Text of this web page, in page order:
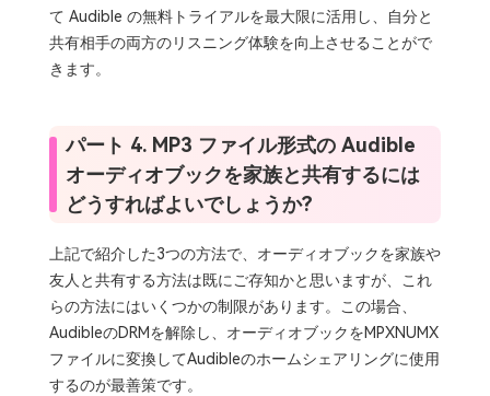
て Audible の無料トライアルを最大限に活用し、自分と
共有相手の両方のリスニング体験を向上させることがで
きます。
パート 4. MP3 ファイル形式の Audible
オーディオブックを家族と共有するには
どうすればよいでしょうか?
上記で紹介した3つの方法で、オーディオブックを家族や
友人と共有する方法は既にご存知かと思いますが、これ
らの方法にはいくつかの制限があります。この場合、
AudibleのDRMを解除し、オーディオブックをMPXNUMX
ファイルに変換してAudibleのホームシェアリングに使用
するのが最善策です。